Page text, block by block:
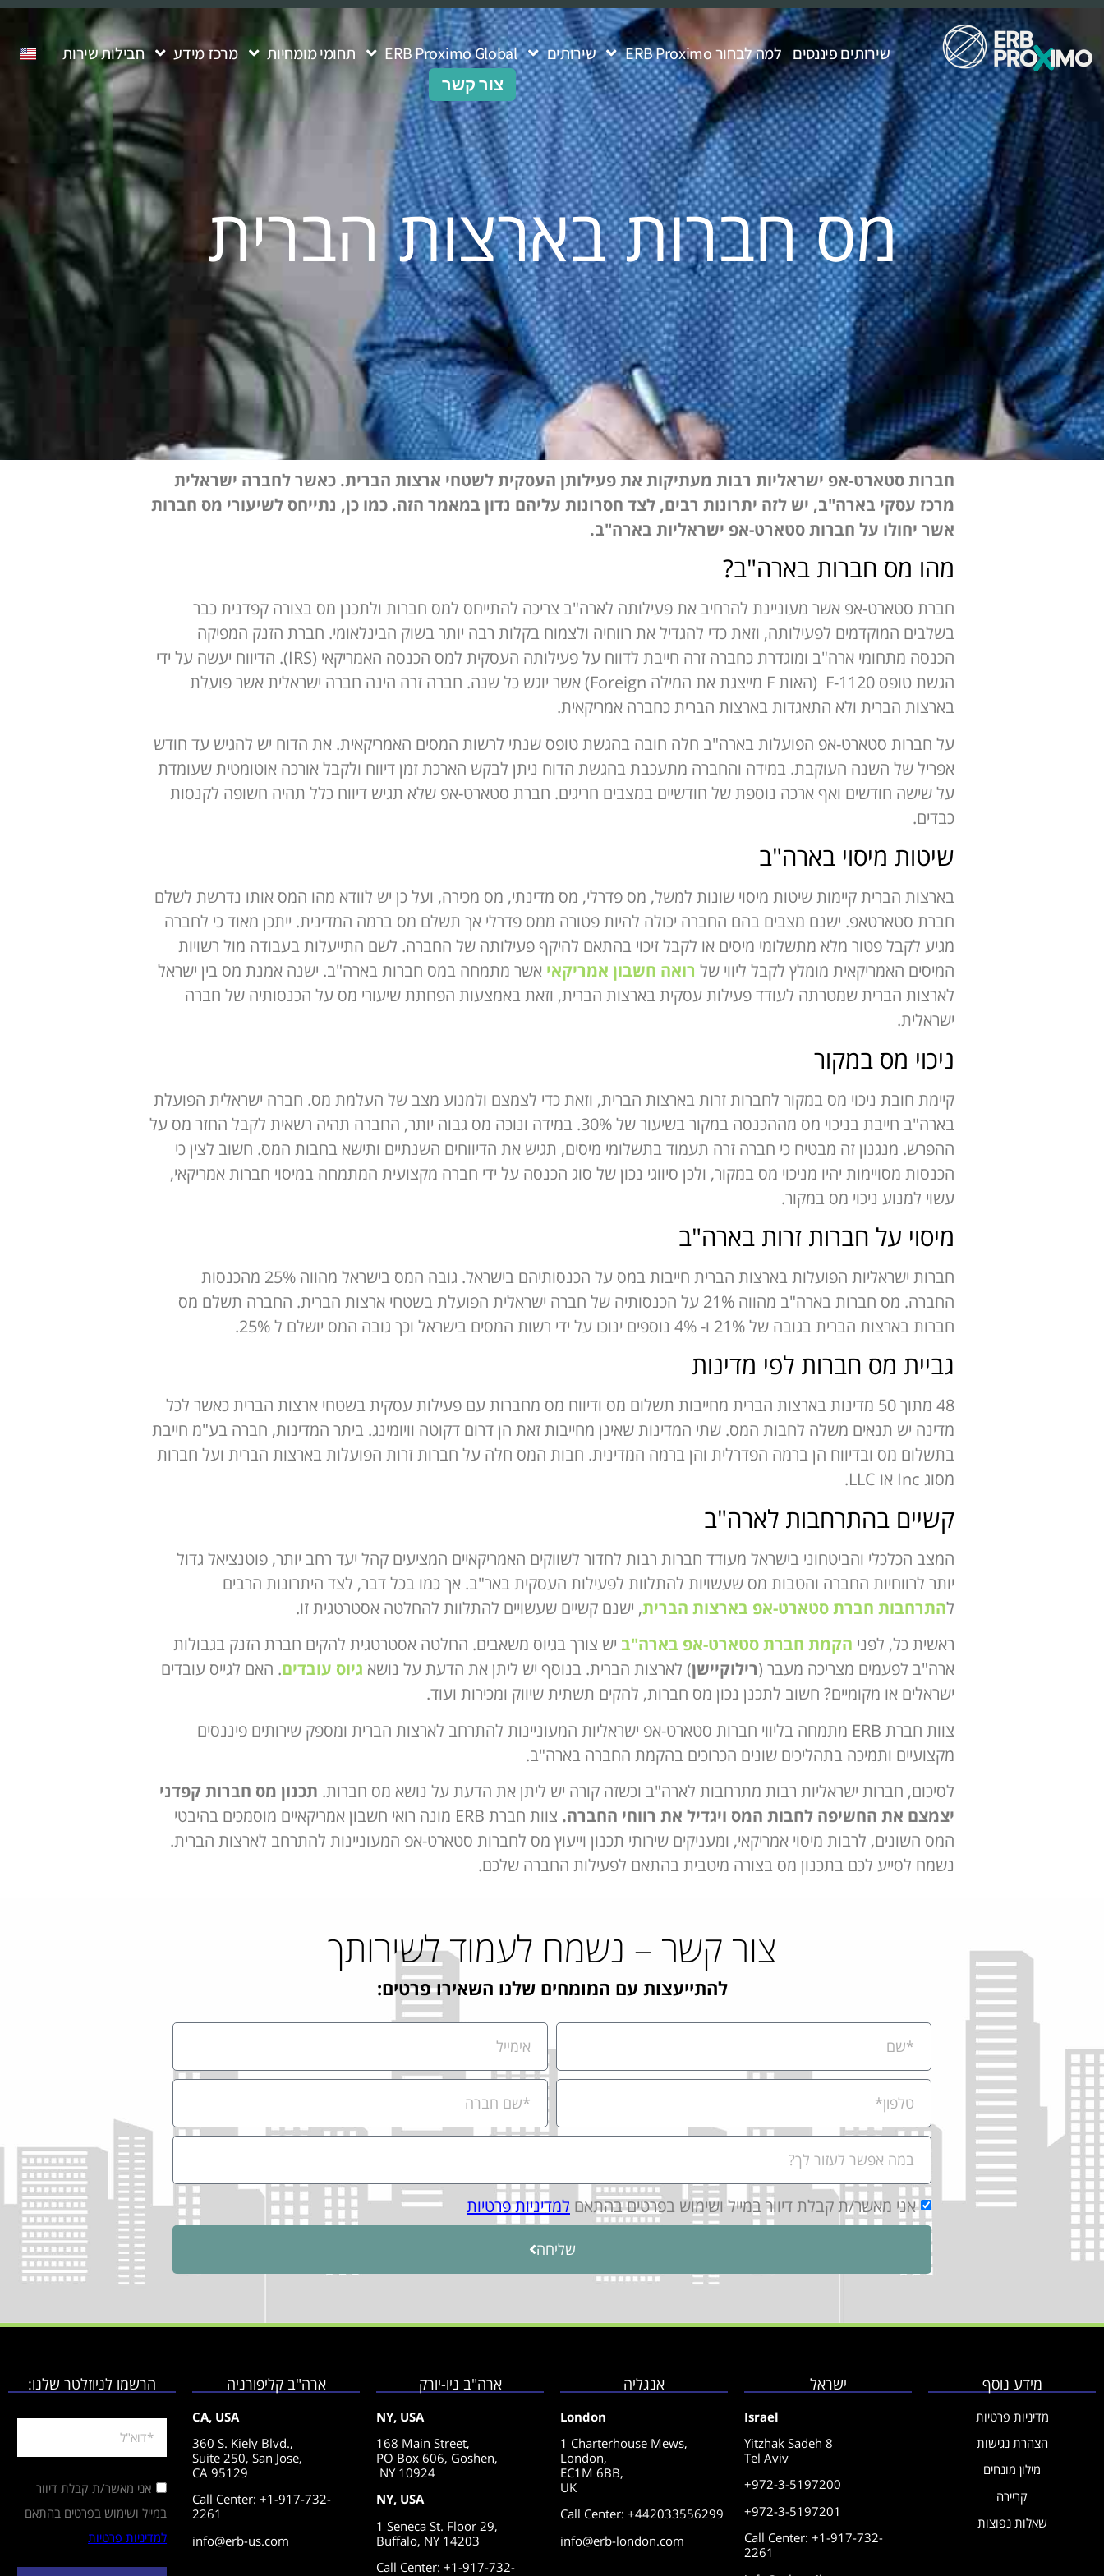
שירותים פיננסים למה לבחור ERB Proximo שירותים ERB Proximo Global תחומי מומחיות מרכז מידע חבילות שירות
צור קשר
מס חברות בארצות הברית
חברות סטארט-אפ ישראליות רבות מעתיקות את פעילותן העסקית לשטחי ארצות הברית. כאשר לחברה ישראלית
מרכז עסקי בארה"ב, יש לזה יתרונות רבים, לצד חסרונות עליהם נדון במאמר הזה. כמו כן, נתייחס לשיעורי מס חברות
אשר יחולו על חברות סטארט-אפ ישראליות בארה"ב.
מהו מס חברות בארה"ב?
חברת סטארט-אפ אשר מעוניינת להרחיב את פעילותה לארה"ב צריכה להתייחס למס חברות ולתכנן מס בצורה קפדנית כבר
בשלבים המוקדמים לפעילותה, וזאת כדי להגדיל את רווחיה ולצמוח בקלות רבה יותר בשוק הבינלאומי. חברת הזנק המפיקה
הכנסה מתחומי ארה"ב ומוגדרת כחברה זרה חייבת לדווח על פעילותה העסקית למס הכנסה האמריקאי (IRS). הדיווח יעשה על ידי
הגשת טופס F-1120 (האות F מייצגת את המילה Foreign) אשר יוגש כל שנה. חברה זרה הינה חברה ישראלית אשר פועלת
בארצות הברית ולא התאגדות בארצות הברית כחברה אמריקאית.
על חברות סטארט-אפ הפועלות בארה"ב חלה חובה בהגשת טופס שנתי לרשות המסים האמריקאית. את הדוח יש להגיש עד חודש
אפריל של השנה העוקבת. במידה והחברה מתעכבת בהגשת הדוח ניתן לבקש הארכת זמן דיווח ולקבל אורכה אוטומטית שעומדת
על שישה חודשים ואף ארכה נוספת של חודשיים במצבים חריגים. חברת סטארט-אפ שלא תגיש דיווח כלל תהיה חשופה לקנסות
כבדים.
שיטות מיסוי בארה"ב
בארצות הברית קיימות שיטות מיסוי שונות למשל, מס פדרלי, מס מדינתי, מס מכירה, ועל כן יש לוודא מהו המס אותו נדרשת לשלם
חברת סטארטאפ. ישנם מצבים בהם החברה יכולה להיות פטורה ממס פדרלי אך תשלם מס ברמה המדינית. ייתכן מאוד כי לחברה
מגיע לקבל פטור מלא מתשלומי מיסים או לקבל זיכוי בהתאם להיקף פעילותה של החברה. לשם התייעלות בעבודה מול רשויות
המיסים האמריקאית מומלץ לקבל ליווי של רואה חשבון אמריקאי אשר מתמחה במס חברות בארה"ב. ישנה אמנת מס בין ישראל
לארצות הברית שמטרתה לעודד פעילות עסקית בארצות הברית, וזאת באמצעות הפחתת שיעורי מס על הכנסותיה של חברה
ישראלית.
ניכוי מס במקור
קיימת חובת ניכוי מס במקור לחברות זרות בארצות הברית, וזאת כדי לצמצם ולמנוע מצב של העלמת מס. חברה ישראלית הפועלת
בארה"ב חייבת בניכוי מס מההכנסה במקור בשיעור של 30%. במידה ונוכה מס גבוה יותר, החברה תהיה רשאית לקבל החזר מס על
ההפרש. מנגנון זה מבטיח כי חברה זרה תעמוד בתשלומי מיסים, תגיש את הדיווחים השנתיים ותישא בחבות המס. חשוב לצין כי
הכנסות מסויימות יהיו מניכוי מס במקור, ולכן סיווגי נכון של סוג הכנסה על ידי חברה מקצועית המתמחה במיסוי חברות אמריקאי,
עשוי למנוע ניכוי מס במקור.
מיסוי על חברות זרות בארה"ב
חברות ישראליות הפועלות בארצות הברית חייבות במס על הכנסותיהם בישראל. גובה המס בישראל מהווה 25% מהכנסות
החברה. מס חברות בארה"ב מהווה 21% על הכנסותיה של חברה ישראלית הפועלת בשטחי ארצות הברית. החברה תשלם מס
חברות בארצות הברית בגובה של 21% ו- 4% נוספים ינוכו על ידי רשות המסים בישראל וכך גובה המס יושלם ל 25%.
גביית מס חברות לפי מדינות
48 מתוך 50 מדינות בארצות הברית מחייבות תשלום מס ודיווח מס מחברות עם פעילות עסקית בשטחי ארצות הברית כאשר לכל
מדינה יש תנאים משלה לחבות המס. שתי המדינות שאינן מחייבות זאת הן דרום דקוטה וויומינג. ביתר המדינות, חברה בע"מ חייבת
בתשלום מס ובדיווח הן ברמה הפדרלית והן ברמה המדינית. חבות המס חלה על חברות זרות הפועלות בארצות הברית ועל חברות
מסוג Inc או LLC.
קשיים בהתרחבות לארה"ב
המצב הכלכלי והביטחוני בישראל מעודד חברות רבות לחדור לשווקים האמריקאיים המציעים קהל יעד רחב יותר, פוטנציאל גדול
יותר לרווחיות החברה והטבות מס שעשויות להתלוות לפעילות העסקית באר"ב. אך כמו בכל דבר, לצד היתרונות הרבים
להתרחבות חברת סטארט-אפ בארצות הברית, ישנם קשיים שעשויים להתלוות להחלטה אסטרטגית זו.
ראשית כל, לפני הקמת חברת סטארט-אפ בארה"ב יש צורך בגיוס משאבים. החלטה אסטרטגית להקים חברת הזנק בגבולות
ארה"ב לפעמים מצריכה מעבר (רילוקיישן) לארצות הברית. בנוסף יש ליתן את הדעת על נושא גיוס עובדים. האם לגייס עובדים
ישראלים או מקומיים? חשוב לתכנן נכון מס חברות, להקים תשתית שיווק ומכירות ועוד.
צוות חברת ERB מתמחה בליווי חברות סטארט-אפ ישראליות המעוניינות להתרחב לארצות הברית ומספק שירותים פיננסים
מקצועיים ותמיכה בתהליכים שונים הכרוכים בהקמת החברה בארה"ב.
לסיכום, חברות ישראליות רבות מתרחבות לארה"ב וכשזה קורה יש ליתן את הדעת על נושא מס חברות. תכנון מס חברות קפדני
יצמצם את החשיפה לחבות המס ויגדיל את רווחי החברה.
צוות חברת ERB מונה רואי חשבון אמריקאיים מוסמכים בהיבטי
המס השונים, לרבות מיסוי אמריקאי, ומעניקים שירותי תכנון וייעוץ מס לחברות סטארט-אפ המעוניינות להתרחב לארצות הברית.
נשמח לסייע לכם בתכנון מס בצורה מיטבית בהתאם לפעילות החברה שלכם.
צור קשר – נשמח לעמוד לשירותך
להתייעצות עם המומחים שלנו השאירו פרטים:
אני מאשר/ת קבלת דיוור במייל ושימוש בפרטים בהתאם למדיניות פרטיות
שליחה
מידע נוסף
מדיניות פרטיות
הצהרת נגישות
מילון מונחים
קריירה
שאלות נפוצות
ישראל
Israel
Yitzhak Sadeh 8
Tel Aviv
+972-3-5197200
+972-3-5197201
Call Center: +1-917-732-
2261
אנגליה
London
1 Charterhouse Mews,
London,
EC1M 6BB,
UK
Call Center: +442033556299
info@erb-london.com
ארה"ב ניו-יורק
NY, USA
168 Main Street,
PO Box 606, Goshen,
NY 10924
NY, USA
1 Seneca St. Floor 29,
Buffalo, NY 14203
Call Center: +1-917-732-
ארה"ב קליפורניה
CA, USA
360 S. Kiely Blvd.,
Suite 250, San Jose,
CA 95129
Call Center: +1-917-732-
2261
info@erb-us.com
הרשמו לניוזלטר שלנו:
אני מאשר/ת קבלת דיוור
במייל ושימוש בפרטים בהתאם
למדיניות פרטיות